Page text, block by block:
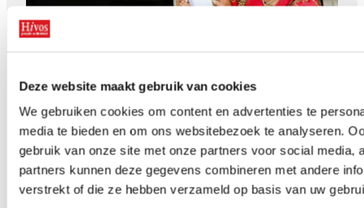
Deze website maakt gebruik van cookies
We gebruiken cookies om content en advertenties te
media te bieden en om ons websitebezoek te analyseren.
gebruik van onze site met onze partners voor social media,
partners kunnen deze gegevens combineren met andere
verstrekt of die ze hebben verzameld op basis van uw
Zonder vrouwen geen vrede